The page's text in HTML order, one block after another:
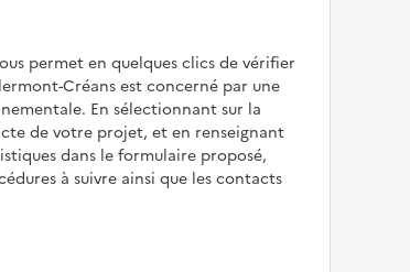
permet en quelques clics de vérifier
Créans est concerné par une
En sélectionnant sur la
de votre projet, et en renseignant
dans le formulaire proposé,
à suivre ainsi que les contacts